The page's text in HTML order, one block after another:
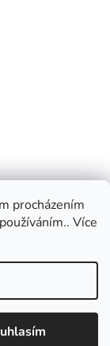
procházením
Více